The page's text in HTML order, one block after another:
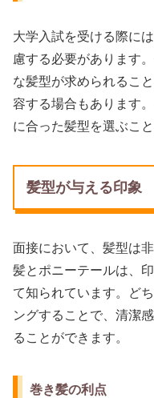
大学入試を受ける際に
慮する必要があります
な髪型が求められるこ
容する場合もあります
に合った髪型を選ぶこと
髪型が与える印象
面接において、髪型は
髪とポニーテールは、
て知られています。ど
ングすることで、清潔
ることができます。
巻き髪の利点